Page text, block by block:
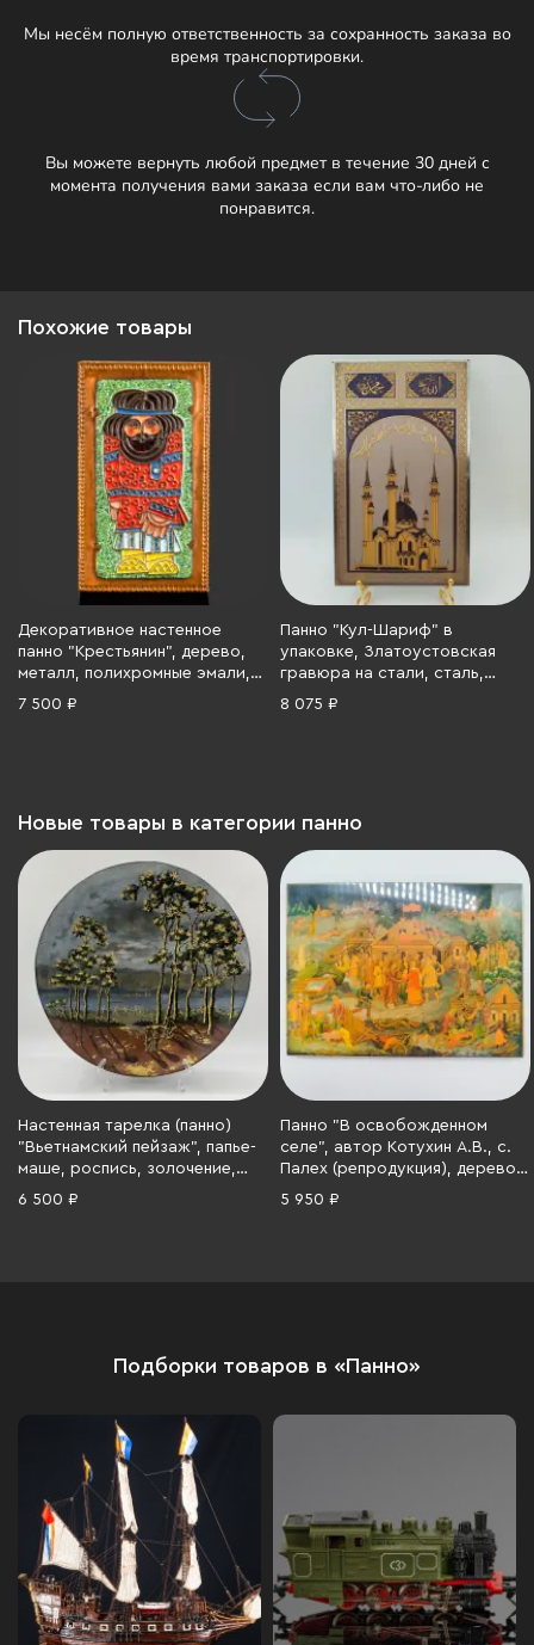
Мы несём полную ответственность за сохранность заказа во
время транспортировки.
Вы можете вернуть любой предмет в течение 30 дней с
момента получения вами заказа если вам что-либо не
понравится.
Похожие товары
Декоративное настенное
панно "Крестьянин", дерево,
металл, полихромные эмали,
СССР, 1980-1990 гг.
7 500 ₽
Панно "Кул-Шариф" в
упаковке, Златоустовская
гравюра на стали, сталь,
гравирование, травление,
8 075 ₽
Новые товары в категории панно
Настенная тарелка (панно)
"Вьетнамский пейзаж", папье-
маше, роспись, золочение,
Вьетнам, 1960-1980 гг.
6 500 ₽
Панно "В освобожденном
селе", автор Котухин А.В., с.
Палех (репродукция), дерево,
бумага, печать, оргстекло,
5 950 ₽
Подборки товаров в «Панно»